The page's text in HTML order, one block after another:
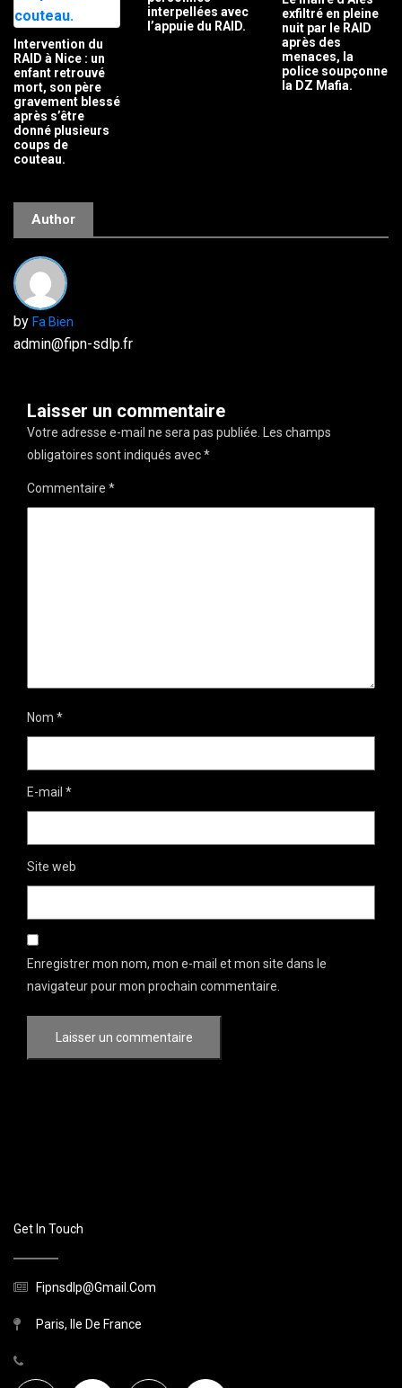
Intervention du
RAID à Nice : un
enfant retrouvé
mort, son père
gravement blessé
après s’être
donné plusieurs
coups de
couteau.
interpellées avec
l’appuie du RAID.
exfiltré en pleine
nuit par le RAID
après des
menaces, la
police soupçonne
la DZ Mafia.
Author
by Fa Bien
admin@fipn-sdlp.fr
Laisser un commentaire
Votre adresse e-mail ne sera pas publiée.
Les champs
obligatoires sont indiqués avec*
Commentaire *
Nom *
E-mail *
Site web
Enregistrer mon nom, mon e-mail et mon site dans le
navigateur pour mon prochain commentaire.
Get In Touch
Fipnsdlp@gmail.com
Paris, Ile De France